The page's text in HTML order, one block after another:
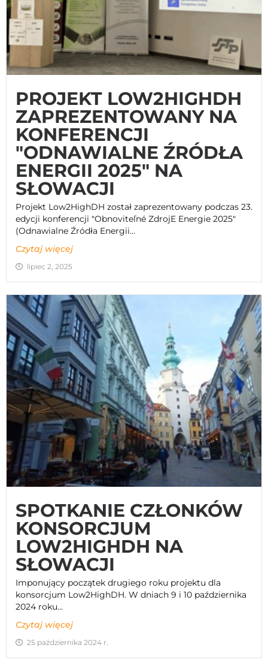
PROJEKT LOW2HIGHDH
ZAPREZENTOWANY NA
KONFERENCJI
"ODNAWIALNE ŹRÓDŁA
ENERGII 2025" NA
SŁOWACJI
Projekt Low2HighDH został zaprezentowany podczas 23.
edycji konferencji "Obnoviteľné ZdrojE Energie 2025"
(Odnawialne Źródła Energii...
Czytaj więcej
lipiec 2, 2025
SPOTKANIE CZŁONKÓW
KONSORCJUM
LOW2HIGHDH NA
SŁOWACJI
Imponujący początek drugiego roku projektu dla
konsorcjum Low2HighDH. W dniach 9 i 10 października
2024 roku...
Czytaj więcej
25 października 2024 r.